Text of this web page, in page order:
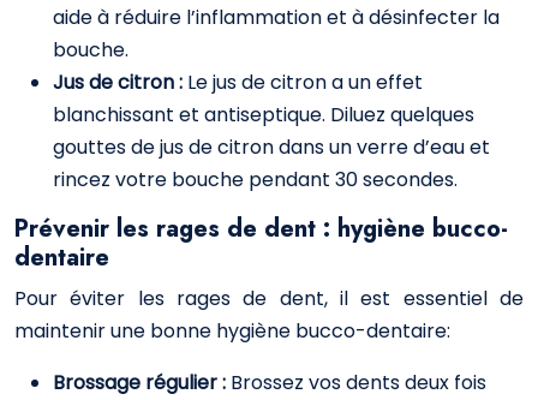
aide à réduire l’inflammation et à désinfecter la
bouche.
Jus de citron : Le jus de citron a un effet
blanchissant et antiseptique. Diluez quelques
gouttes de jus de citron dans un verre d’eau et
rincez votre bouche pendant 30 secondes.
Prévenir les rages de dent : hygiène bucco-
dentaire
Pour éviter les rages de dent, il est essentiel de
maintenir une bonne hygiène bucco-dentaire:
Brossage régulier : Brossez vos dents deux fois